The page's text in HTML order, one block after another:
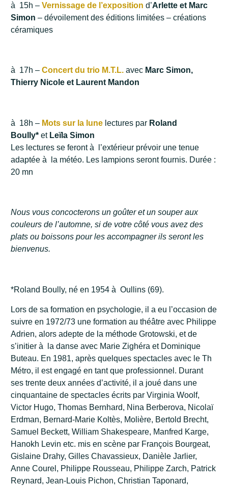
à 15h –Vernissage de l’exposition d’Arlette et Marc
Simon – dévoilement des éditions limitées – créations
céramiques
à 17h –Concert du trio M.T.L. avec Marc Simon,
Thierry Nicole et Laurent Mandon
à 18h – Mots sur la lune lectures par Roland
Boully* et Leïla Simon
Les lectures se feront à l’extérieur prévoir une tenue
adaptée à la météo. Les lampions seront fournis. Durée :
20 mn
Nous vous concocterons un goûter et un souper aux
couleurs de l’automne, si de votre côté vous avez des
plats ou boissons pour les accompagner ils seront les
bienvenus.
*Roland Boully, né en 1954 à Oullins (69).
Lors de sa formation en psychologie, il a eu l’occasion de
suivre en 1972/73 une formation au théâtre avec Philippe
Adrien, alors adepte de la méthode Grotowski, et de
s’initier à la danse avec Marie Zighéra et Dominique
Buteau. En 1981, après quelques spectacles avec le Th
Métro, il est engagé en tant que professionnel. Durant
ses trente deux années d’activité, il a joué dans une
cinquantaine de spectacles écrits par Virginia Woolf,
Victor Hugo, Thomas Bernhard, Nina Berberova, Nicolaï
Erdman, Bernard-Marie Koltès, Molière, Bertold Brecht,
Samuel Beckett, William Shakespeare, Manfred Karge,
Hanokh Levin etc. mis en scène par François Bourgeat,
Gislaine Drahy, Gilles Chavassieux, Danièle Jarlier,
Anne Courel, Philippe Rousseau, Philippe Zarch, Patrick
Reynard, Jean-Louis Pichon, Christian Taponard,